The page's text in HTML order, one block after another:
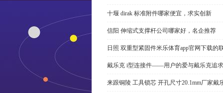
十堰 dirak 标准附件哪家便宜，求实创新
信阳 伸缩式支撑杆公司哪家好，名企推荐
日照 双重型紧固件米乐体育app官网下载的
戴乐克 i型连接件——用户的爱与戴乐克追求
来跟铜陵 工具锁芯 开孔尺寸20.1mm厂家